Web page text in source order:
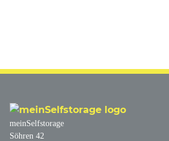
meinSelfstorage
Söhren 42